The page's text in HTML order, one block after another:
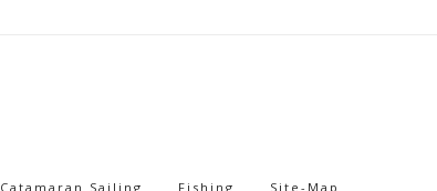
Catamaran Sailing Fishing Site-Map